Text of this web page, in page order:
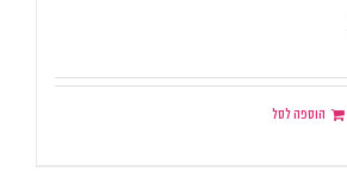
הוספה לסל